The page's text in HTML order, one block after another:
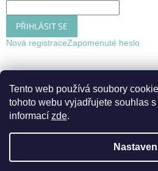
Tento web používá soubory
tohoto webu vyjadřujete souhlas
informací zde.
PŘIHLÁSIT SE
Nová registraceZapomenuté heslo
Vytvořil